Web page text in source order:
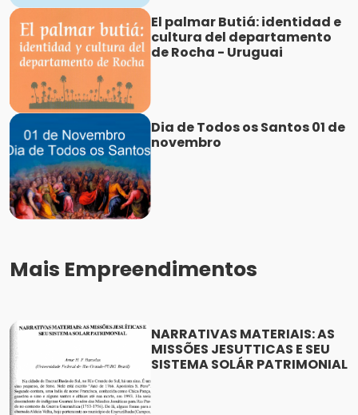
El palmar Butiá: identidad e
cultura del departamento
de Rocha - Uruguai
Dia de Todos os Santos 01 de
novembro
Mais Empreendimentos
NARRATIVAS MATERIAIS: AS
MISSÕES JESUTTICAS E SEU
SISTEMA SOLÁR PATRIMONIAL